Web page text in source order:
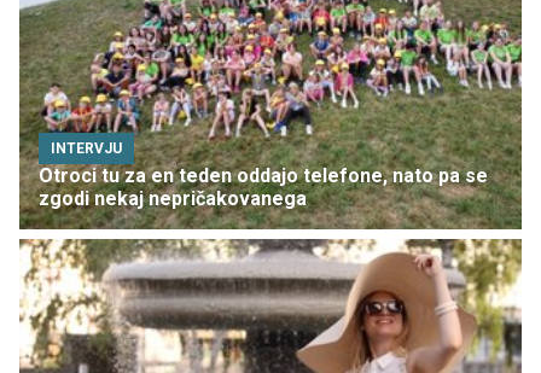
INTERVJU
Otroci tu za en teden oddajo telefone, nato pa se
zgodi nekaj nepričakovanega